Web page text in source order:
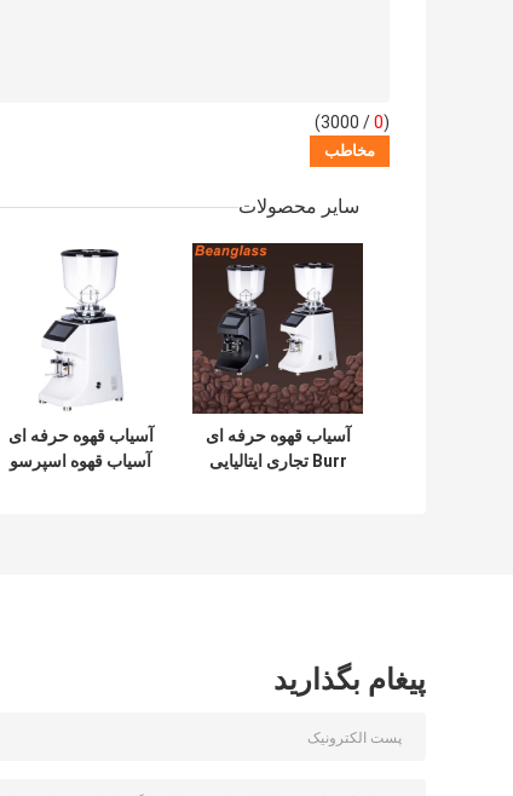
(
0
/ 3000)
سایر محصولات
آسیاب قهوه حرفه ای
Burr تجاری ایتالیایی
آسیاب قهوه حرفه ای
آسیاب قهوه اسپرسو
پیغام بگذارید